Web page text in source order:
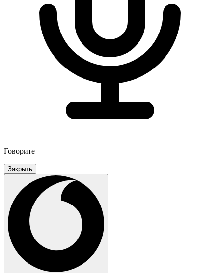
Говорите
Закрыть